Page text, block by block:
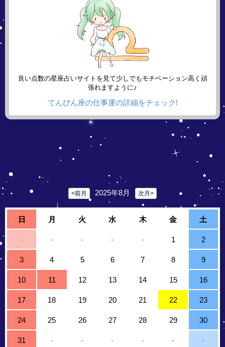
良い点数の星座占いサイトを見て少しでもモチベーション高く頑
張れますように♪
てんびん座の仕事運の詳細をチェック!
<前月 2025年8月 次月>
日 月 火 水 木 金 土
- - - - - 1 2
3 4 5 6 7 8 9
10 11 12 13 14 15 16
17 18 19 20 21 22 23
24 25 26 27 28 29 30
31 - - - - - -